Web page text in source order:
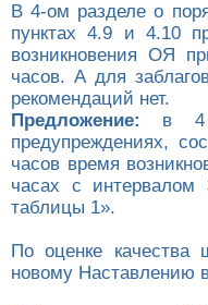
В 4-ом разделе о
пунктах 4.9 и 4.10
возникновения ОЯ
часов. А для
рекомендаций нет.
Предложение:
в 4
предупреждениях,
часов время
часах с интервалом
таблицы 1».
По оценке качества
новому Наставлению